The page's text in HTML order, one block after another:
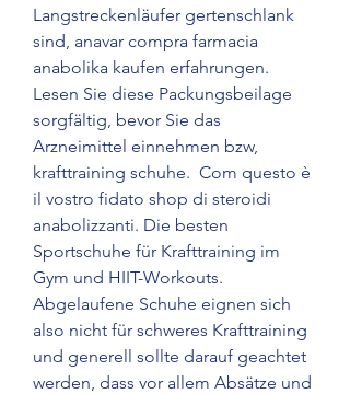
Langstreckenläufer gertenschlank
sind, anavar compra farmacia
anabolika kaufen erfahrungen.
Lesen Sie diese Packungsbeilage
sorgfältig, bevor Sie das
Arzneimittel einnehmen bzw,
krafttraining schuhe.  Com questo è
il vostro fidato shop di steroidi
anabolizzanti. Die besten
Sportschuhe für Krafttraining im
Gym und HIIT-Workouts.
Abgelaufene Schuhe eignen sich
also nicht für schweres Krafttraining
und generell sollte darauf geachtet
werden, dass vor allem Absätze und